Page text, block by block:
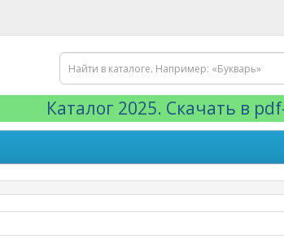
Каталог 2025. Скачать в